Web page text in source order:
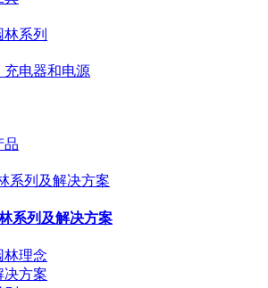
系列
充电器和电源
品
系列及解决方案
系列及解决方案
林理念
决方案